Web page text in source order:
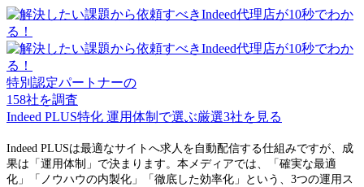
特別認定パートナーの
158社を調査
Indeed PLUS特化 運用体制で選ぶ厳選3社を見る
Indeed PLUSは最適なサイトへ求人を自動配信する仕組みですが、成
果は「運用体制」で決まります。本メディアでは、「確実な最適
化」「ノウハウの内製化」「徹底した効率化」という、3つの運用ス